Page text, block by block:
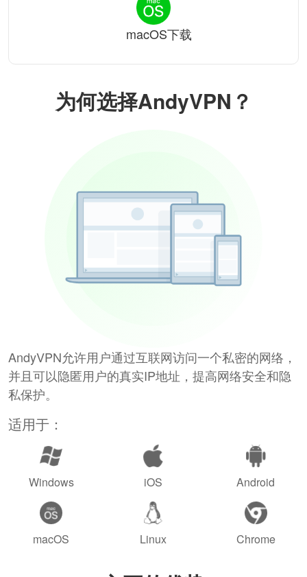
为何选择AndyVPN？
AndyVPN允许用户通过互联网访问一个私密的网络，
并且可以隐匿用户的真实IP地址，提高网络安全和隐
私保护。
适用于：
Windows iOS Android
macOS Linux Chrome
macOS下载